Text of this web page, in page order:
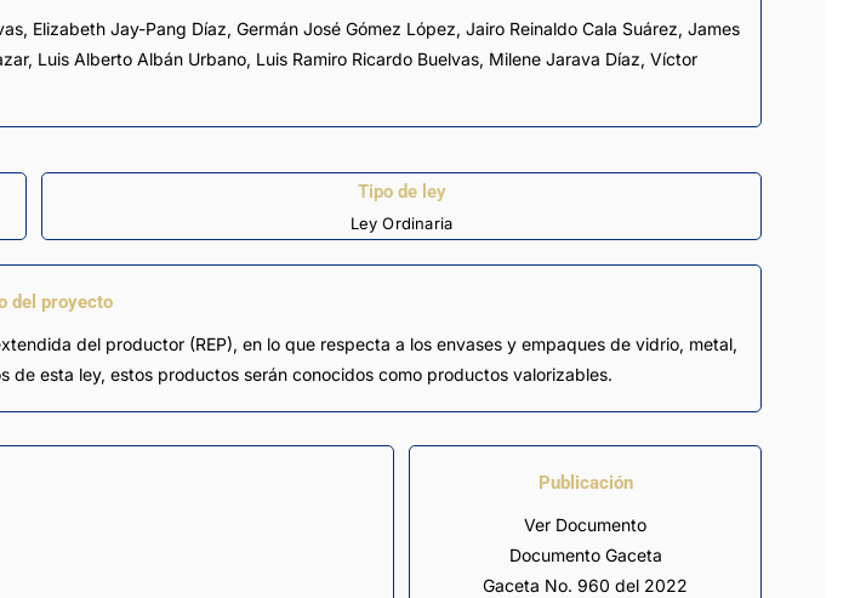
, Elizabeth Jay-Pang Díaz, Germán José Gómez López, Jairo Reinaldo Cala Suárez, James
, Luis Alberto Albán Urbano, Luis Ramiro Ricardo Buelvas, Milene Jarava Díaz, Víctor
Tipo de ley
Ley Ordinaria
del proyecto
del productor (REP), en lo que respecta a los envases y empaques de vidrio, metal,
esta ley, estos productos serán conocidos como productos valorizables.
Publicación
Ver Documento
Documento Gaceta
Gaceta No. 960 del 2022